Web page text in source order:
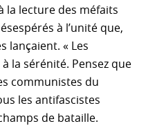
la lecture des méfaits
à l’unité que,
lançaient. « Les
la sérénité. Pensez que
communistes du
les antifascistes
de bataille.